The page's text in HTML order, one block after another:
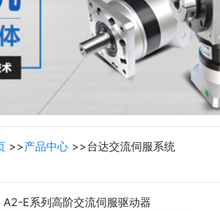
>>产品中心 >>台达交流伺服系统
E系列高阶交流伺服驱动器